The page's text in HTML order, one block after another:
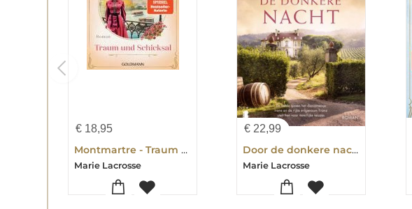
€ 18,95
Montmartre - Traum und Schicksal
Marie Lacrosse
€ 22,99
Door de donkere nacht
Marie Lacrosse